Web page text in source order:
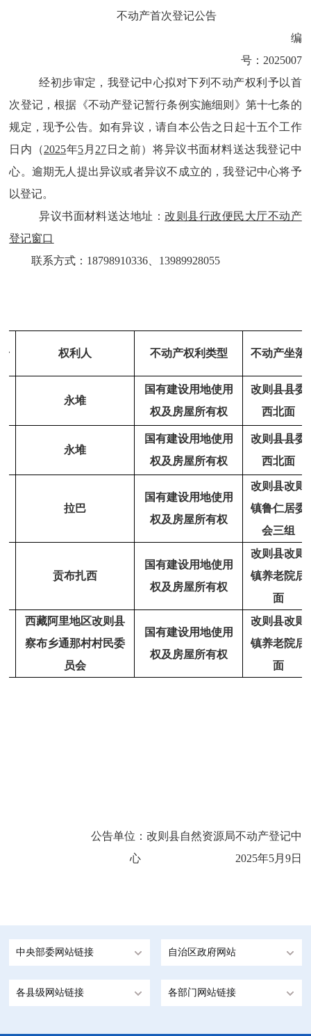
不动产首次登记公告
编
号： 2025007
经初步审定，我登记中心拟对下列不动产权利予以首
次登记，根据《不动产登记暂行条例实施细则》第十七条的
规定，现予公告。如有异议，请自本公告之日起十五个工作
日内（2025年5 月 27 日之前）将异议书面材料送达我登记中
心。逾期无人提出异议或者异议不成立的，我登记中心将予
以登记。
异议书面材料送达地址：改则县行政便民大厅不动产
登记窗口
联系方式： 18798910336、13989928055
权利人 不动产权利类型 不动产坐落
永堆
国有建设用地使用
权及房屋所有权
改则县县委
西北面
永堆
国有建设用地使用
权及房屋所有权
改则县县委
西北面
拉巴
国有建设用地使用
权及房屋所有权
改则县改则
镇鲁仁居委
会三组
贡布扎西
国有建设用地使用
权及房屋所有权
改则县改则
镇养老院后
面
西藏阿里地区改则县
察布乡通那村村民委
员会
国有建设用地使用
权及房屋所有权
改则县改则
镇养老院后
面
公告单位：改则县自然资源局不动产登记中
心
2025年5月9日
中央部委网站链接 自治区政府网站
各县级网站链接 各部门网站链接